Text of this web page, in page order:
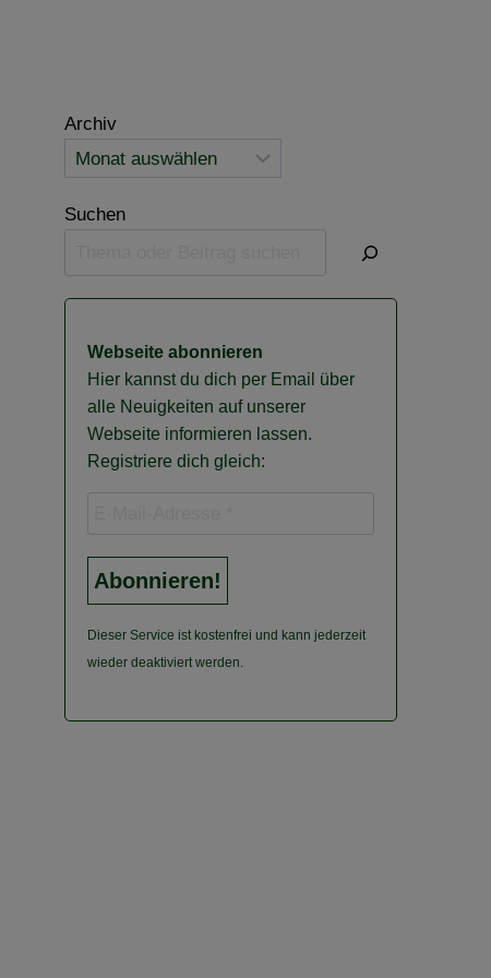
Archiv
Suchen
Webseite abonnieren
Hier kannst du dich per Email über
alle Neuigkeiten auf unserer
Webseite informieren lassen.
Registriere dich gleich:
Dieser Service ist kostenfrei und kann jederzeit
wieder deaktiviert werden.